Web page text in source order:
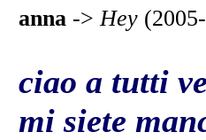
anna ->Hey
ciao a tutti
mi siete